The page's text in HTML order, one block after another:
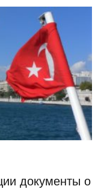
документы о